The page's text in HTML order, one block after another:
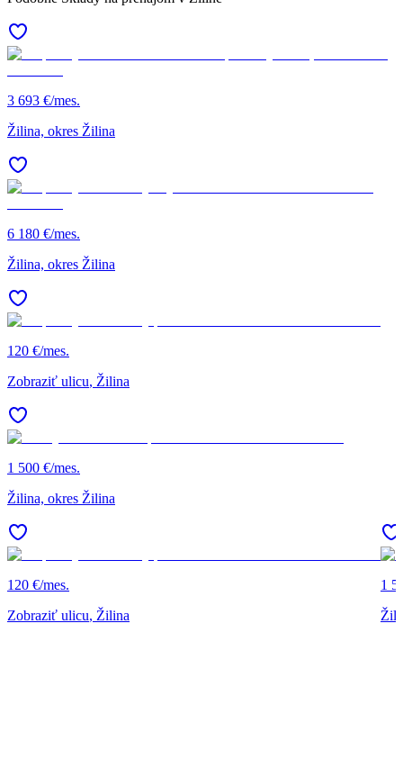
3 693 €/mes.
Žilina, okres Žilina
6 180 €/mes.
Žilina, okres Žilina
120 €/mes.
Zobraziť ulicu, Žilina
1 500 €/mes.
Žilina, okres Žilina
120 €/mes.
Zobraziť ulicu, Žilina
1